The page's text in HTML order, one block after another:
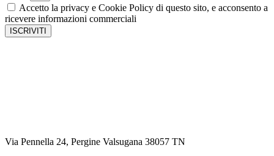
Accetto la privacy e Cookie Policy di questo sito, e acconsento a
ricevere informazioni commerciali
ISCRIVITI
Via Pennella 24, Pergine Valsugana 38057 TN